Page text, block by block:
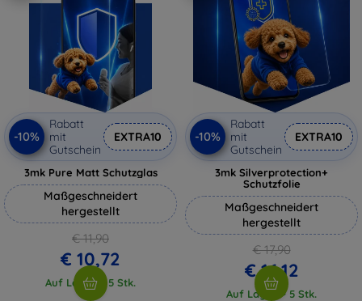
-10%
Rabatt
mit
Gutschein
EXTRA10
3mk Pure Matt Schutzglas
Maßgeschneidert
hergestellt
€ 11,90
€ 10,72
Auf Lager > 5 Stk.
-10%
Rabatt
mit
Gutschein
EXTRA10
3mk Silverprotection+
Schutzfolie
Maßgeschneidert
hergestellt
€ 17,90
€ 16,12
Auf Lager > 5 Stk.